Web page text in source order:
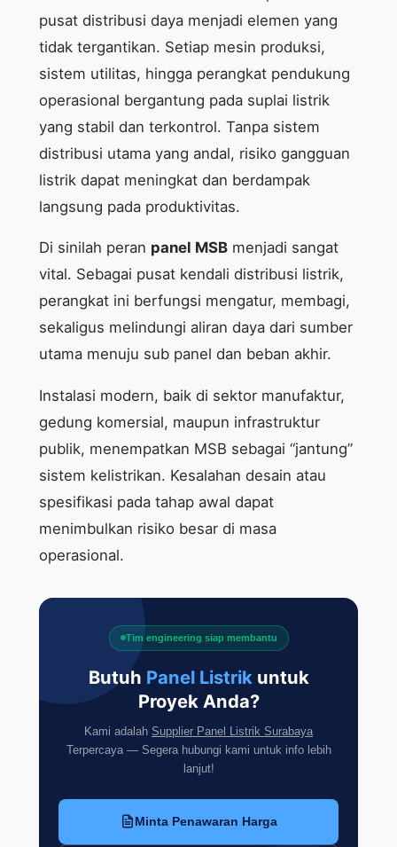
pusat distribusi daya menjadi elemen yang
tidak tergantikan. Setiap mesin produksi,
sistem utilitas, hingga perangkat pendukung
operasional bergantung pada suplai listrik
yang stabil dan terkontrol. Tanpa sistem
distribusi utama yang andal, risiko gangguan
listrik dapat meningkat dan berdampak
langsung pada produktivitas.
Di sinilah peran panel MSBmenjadi sangat
vital. Sebagai pusat kendali distribusi listrik,
perangkat ini berfungsi mengatur, membagi,
sekaligus melindungi aliran daya dari sumber
utama menuju sub panel dan beban akhir.
Instalasi modern, baik di sektor manufaktur,
gedung komersial, maupun infrastruktur
publik, menempatkan MSB sebagai “jantung”
sistem kelistrikan. Kesalahan desain atau
spesifikasi pada tahap awal dapat
menimbulkan risiko besar di masa
operasional.
Tim engineering siap membantu
Butuh Panel Listrik untuk
Proyek Anda?
Kami adalah Supplier Panel Listrik Surabaya
Terpercaya — Segera hubungi kami untuk info lebih
lanjut!
Minta Penawaran Harga